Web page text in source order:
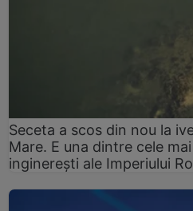
Seceta a scos din nou la
Mare. E una dintre cele
inginerești ale Imperiului